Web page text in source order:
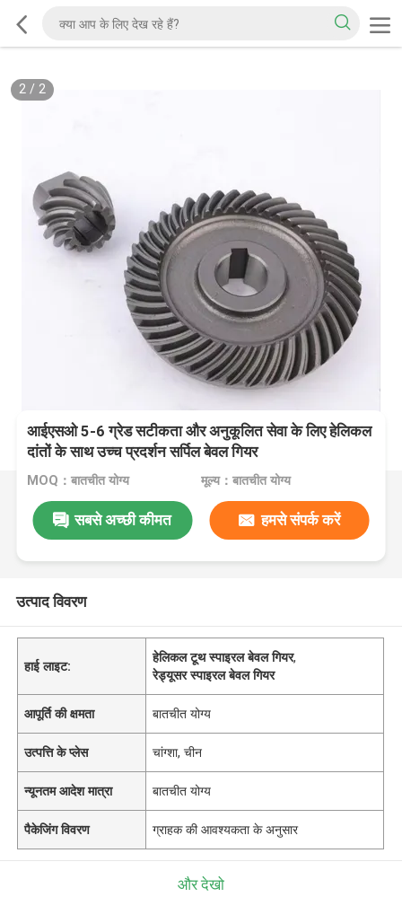
2/ 2
आईएसओ 5-6 ग्रेड सटीकता और अनुकूलित सेवा के लिए हेलिकल
दांतों के साथ उच्च प्रदर्शन सर्पिल बेवल गियर
MOQ：बातचीत योग्य मूल्य：बातचीत योग्य
सबसे अच्छी कीमत हमसे संपर्क करें
उत्पाद विवरण
हाई लाइट:
हेलिकल टूथ स्पाइरल बेवल गियर,
रेड्यूसर स्पाइरल बेवल गियर
आपूर्ति की क्षमता बातचीत योग्य
उत्पत्ति के प्लेस चांग्शा, चीन
न्यूनतम आदेश मात्रा बातचीत योग्य
पैकेजिंग विवरण ग्राहक की आवश्यकता के अनुसार
और देखो